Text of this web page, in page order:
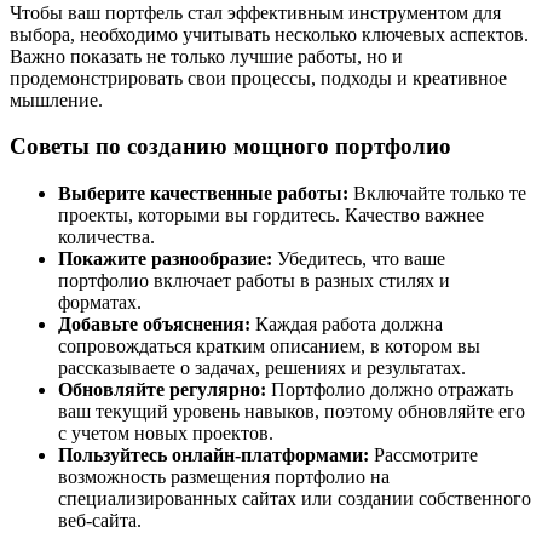
Чтобы ваш портфель стал эффективным инструментом для
выбора, необходимо учитывать несколько ключевых аспектов.
Важно показать не только лучшие работы, но и
продемонстрировать свои процессы, подходы и креативное
мышление.
Советы по созданию мощного портфолио
Выберите качественные работы: Включайте только те
проекты, которыми вы гордитесь. Качество важнее
количества.
Покажите разнообразие: Убедитесь, что ваше
портфолио включает работы в разных стилях и
форматах.
Добавьте объяснения: Каждая работа должна
сопровождаться кратким описанием, в котором вы
рассказываете о задачах, решениях и результатах.
Обновляйте регулярно: Портфолио должно отражать
ваш текущий уровень навыков, поэтому обновляйте его
с учетом новых проектов.
Пользуйтесь онлайн-платформами: Рассмотрите
возможность размещения портфолио на
специализированных сайтах или создании собственного
веб-сайта.